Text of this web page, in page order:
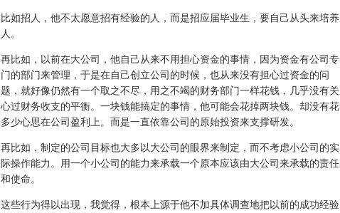
比如招人，他不太愿意招有经验的人，而是招应届毕业生，要自己从头来培养
人。
再比如，以前在大公司，他自己从来不用担心资金的事情，因为资金有公司专
门的部门来管理，于是在自己创立公司的时候，也从来没有担心过资金的问
题，就好像仍然有一个取之不尽，用之不竭的财务部门一样花钱，几乎没有关
心过财务收支的平衡。一块钱能搞定的事情，他可能会花掉两块钱。却没有花
多少心思在公司盈利上。而是一直依靠公司的原始投资来支撑研发。
再比如，制定的公司目标也大多以大公司的眼界来制定，而不考虑小公司的实
际操作能力。用一个小公司的能力来承载一个原本应该由大公司来承载的责任
和使命。
这些行为得以出现，我觉得，根本上源于他不加具体调查地把以前的成功经验